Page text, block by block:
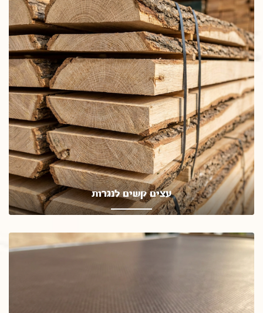
עצים קשים לנגרות